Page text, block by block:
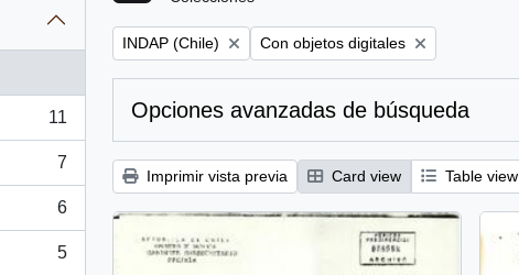
11
7
6
5
Remove filter:
INDAP (Chile) Remove filter:
Con objetos digitales
Opciones avanzadas de búsqueda
Imprimir vista previa Card view Table view